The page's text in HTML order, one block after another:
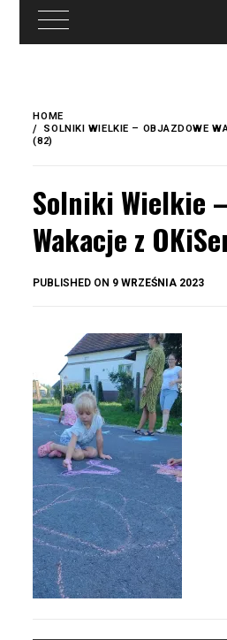
treści
content
HOME
SOLNIKI WIELKIE – OBJAZDOWE
(82)
Solniki Wielkie
Wakacje z
PUBLISHED ON 9 WRZEŚNIA 2023